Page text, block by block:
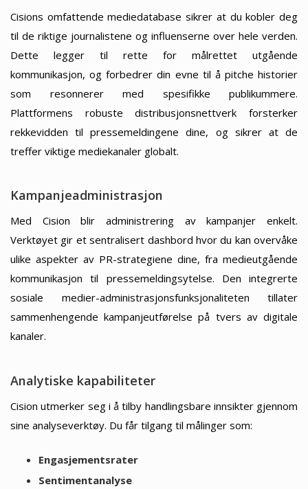
Cisions omfattende mediedatabase sikrer at du kobler deg
til de riktige journalistene og influenserne over hele verden.
Dette legger til rette for målrettet utgående
kommunikasjon, og forbedrer din evne til å pitche historier
som resonnerer med spesifikke publikummere.
Plattformens robuste distribusjonsnettverk forsterker
rekkevidden til pressemeldingene dine, og sikrer at de
treffer viktige mediekanaler globalt.
Kampanjeadministrasjon
Med Cision blir administrering av kampanjer enkelt.
Verktøyet gir et sentralisert dashbord hvor du kan overvåke
ulike aspekter av PR-strategiene dine, fra medieutgående
kommunikasjon til pressemeldingsytelse. Den integrerte
sosiale medier-administrasjonsfunksjonaliteten tillater
sammenhengende kampanjeutførelse på tvers av digitale
kanaler.
Analytiske kapabiliteter
Cision utmerker seg i å tilby handlingsbare innsikter gjennom
sine analyseverktøy. Du får tilgang til målinger som:
Engasjementsrater
Sentimentanalyse